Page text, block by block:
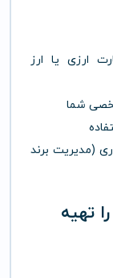
ارزی یا ارز
شما
(مدیریت برند
را تهیه